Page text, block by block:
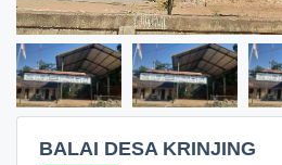
BALAI DESA KRINJING